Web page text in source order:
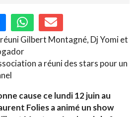
Gilbert Montagné, Dj Yomi et
a réuni des stars pour un
cause ce lundi 12 juin au
Folies a animé un show